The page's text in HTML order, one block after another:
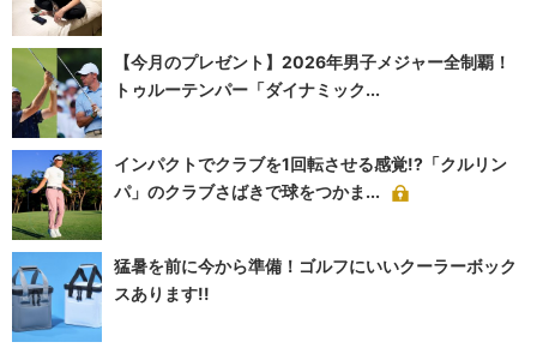
【今月のプレゼント】2026年男子メジャー全制覇！
トゥルーテンパー「ダイナミック...
インパクトでクラブを1回転させる感覚!?「クルリン
パ」のクラブさばきで球をつかま...
猛暑を前に今から準備！ゴルフにいいクーラーボック
スあります!!